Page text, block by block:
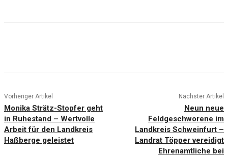
Vorheriger Artikel
Monika Strätz-Stopfer geht
in Ruhestand – Wertvolle
Arbeit für den Landkreis
Haßberge geleistet
Nächster Artikel
Neun neue
Feldgeschworene im
Landkreis Schweinfurt –
Landrat Töpper vereidigt
Ehrenamtliche bei